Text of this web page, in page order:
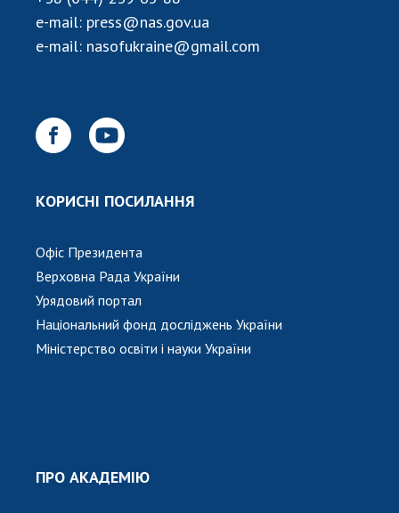
ЗАСІДАННЯ ПРЕЗИДІЇ НАН УКРАЇНИ
МЕДІА ПРО НАС
АКАДЕМІЯ КОМЕНТУЄ
КАБІНЕТ
e-mail: press@nas.gov.ua
e-mail: nasofukraine@gmail.com
КОРИСНІ ПОСИЛАННЯ
Офіс Президента
Верховна Рада України
Урядовий портал
Національний фонд досліджень України
Міністерство освіти і науки України
ПРО АКАДЕМІЮ